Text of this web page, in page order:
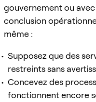
gouvernement ou
conclusion
même :
Supposez que des
restreints sans
Concevez des
fonctionnent encore